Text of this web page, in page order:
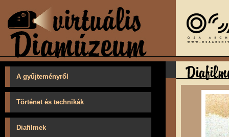
A gyűjteményről
Történet és technikák
Diafilmek